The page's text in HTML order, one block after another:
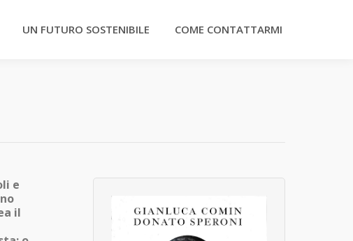
UN FUTURO SOSTENIBILE COME CONTATTARMI
e
il